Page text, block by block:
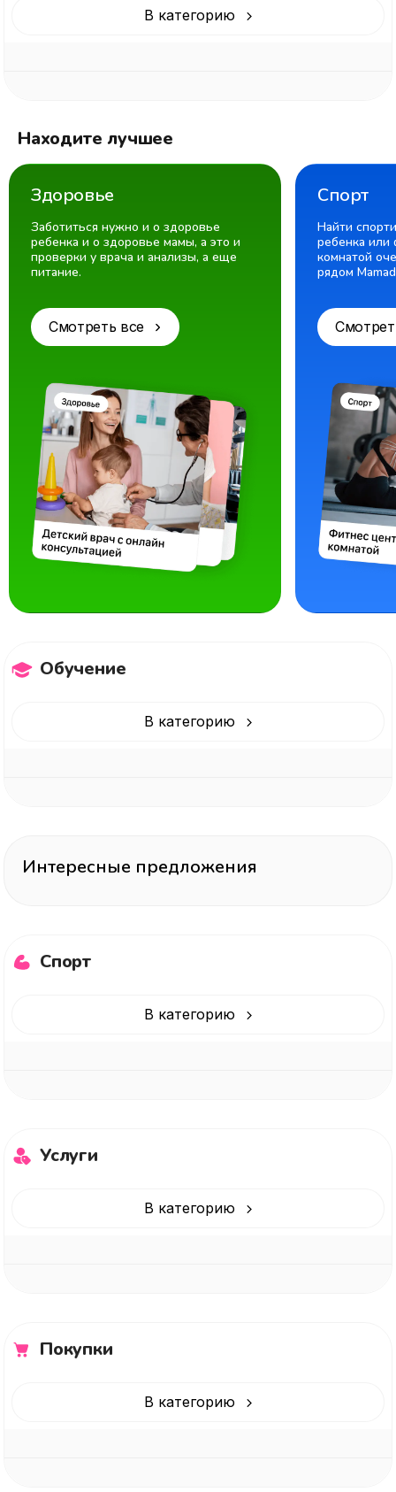
В категорию
Находите лучшее
Здоровье
Заботиться нужно и о здоровье
ребенка и о здоровье мамы, а это и
проверки у врача и анализы, а еще
питание.
Смотреть все
Спорт
Найти
ребенка или
комнатой
рядом
Обучение
В категорию
Интересные предложения
Спорт
В категорию
Услуги
В категорию
Покупки
В категорию